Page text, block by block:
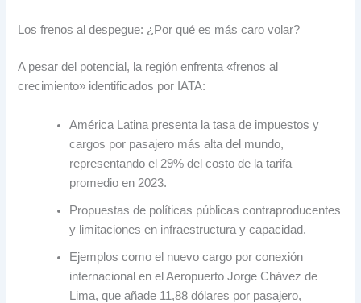
Los frenos al despegue: ¿Por qué es más caro volar?
A pesar del potencial, la región enfrenta «frenos al
crecimiento» identificados por IATA:
América Latina presenta la tasa de impuestos y
cargos por pasajero más alta del mundo,
representando el 29% del costo de la tarifa
promedio en 2023.
Propuestas de políticas públicas contraproducentes
y limitaciones en infraestructura y capacidad.
Ejemplos como el nuevo cargo por conexión
internacional en el Aeropuerto Jorge Chávez de
Lima, que añade 11,88 dólares por pasajero,